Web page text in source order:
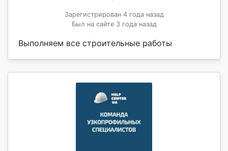
Зарегистрирован 4 года назад
Был на сайте 3 года назад
Выполняем все строительные работы